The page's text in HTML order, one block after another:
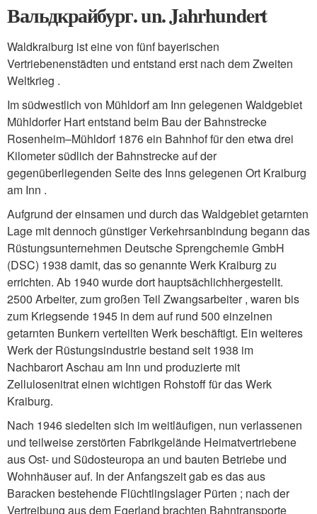
Вальдкрайбург. un. Jahrhundert
Waldkraiburg ist eine von fünf bayerischen
Vertriebenenstädten und entstand erst nach dem Zweiten
Weltkrieg .
Im südwestlich von Mühldorf am Inn gelegenen Waldgebiet
Mühldorfer Hart entstand beim Bau der Bahnstrecke
Rosenheim–Mühldorf 1876 ein Bahnhof für den etwa drei
Kilometer südlich der Bahnstrecke auf der
gegenüberliegenden Seite des Inns gelegenen Ort Kraiburg
am Inn .
Aufgrund der einsamen und durch das Waldgebiet getarnten
Lage mit dennoch günstiger Verkehrsanbindung begann das
Rüstungsunternehmen Deutsche Sprengchemie GmbH
(DSC) 1938 damit, das so genannte Werk Kraiburg zu
errichten. Ab 1940 wurde dort hauptsächlichhergestellt.
2500 Arbeiter, zum großen Teil Zwangsarbeiter , waren bis
zum Kriegsende 1945 in dem auf rund 500 einzelnen
getarnten Bunkern verteilten Werk beschäftigt. Ein weiteres
Werk der Rüstungsindustrie bestand seit 1938 im
Nachbarort Aschau am Inn und produzierte mit
Zellulosenitrat einen wichtigen Rohstoff für das Werk
Kraiburg.
Nach 1946 siedelten sich im weitläufigen, nun verlassenen
und teilweise zerstörten Fabrikgelände Heimatvertriebene
aus Ost- und Südosteuropa an und bauten Betriebe und
Wohnhäuser auf. In der Anfangszeit gab es das aus
Baracken bestehende Flüchtlingslager Pürten ; nach der
Vertreibung aus dem Egerland brachten Bahntransporte